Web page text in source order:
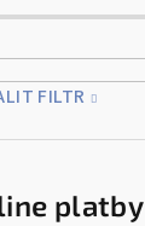
FILTR
platby